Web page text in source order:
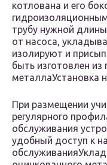
котлована и его
трубу нужной
от насоса,
изолируют и
быть изготовлен из
металлаУстановка
При размещении
регулярного
обслуживания
удобный доступ к